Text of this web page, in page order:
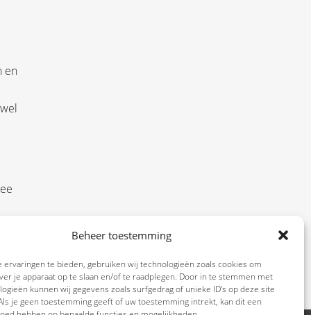
Beheer toestemming
ervaringen te bieden, gebruiken wij technologieën zoals cookies om
je apparaat op te slaan en/of te raadplegen. Door in te stemmen met
kunnen wij gegevens zoals surfgedrag of unieke ID's op deze site
je geen toestemming geeft of uw toestemming intrekt, kan dit een
en